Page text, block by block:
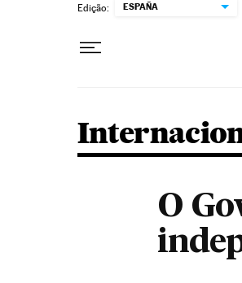
Edição: ESPAÑA
O